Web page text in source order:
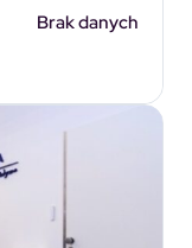
Brak danych